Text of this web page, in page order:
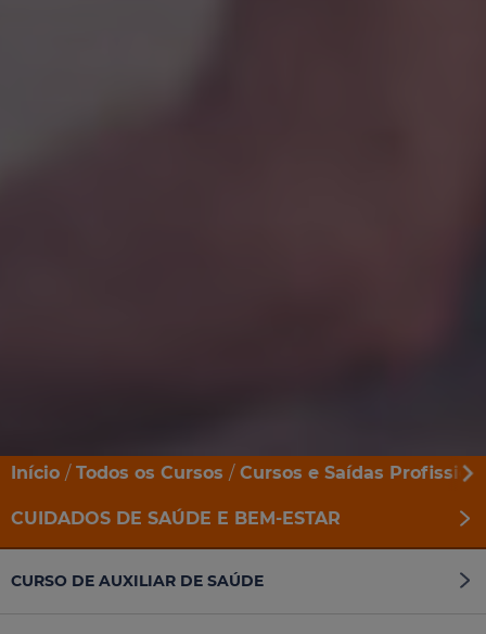
Início Todos os Cursos Cursos e Saídas
CUIDADOS DE SAÚDE E BEM-ESTAR
CURSO DE AUXILIAR DE SAÚDE